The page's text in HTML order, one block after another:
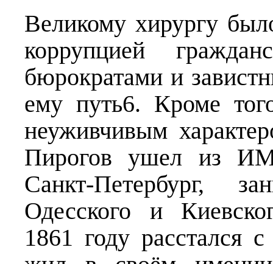
Великому хирургу
коррупцией
бюрократами и
ему путь6. Кроме
неуживчивым
Пирогов ушел из
Санкт-Петербург,
Одесского и
1861 году расстался